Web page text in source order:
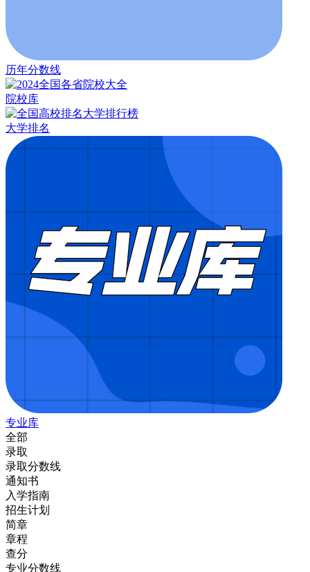
历年分数线
院校库
大学排名
专业库
全部
录取
录取分数线
通知书
入学指南
招生计划
简章
章程
查分
专业分数线